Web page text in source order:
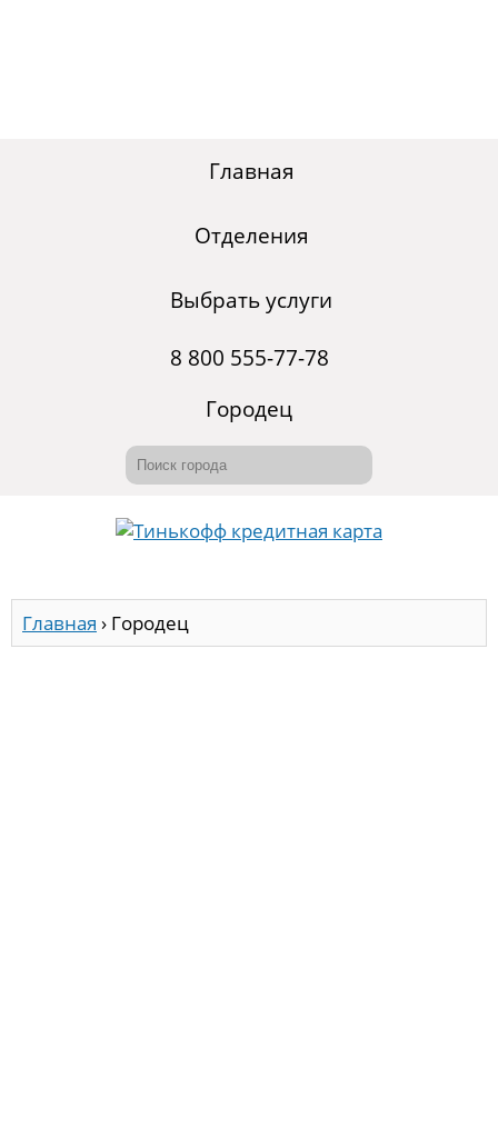
Главная
Отделения
Выбрать услуги
8 800 555-77-78
Городец
Главная › Городец